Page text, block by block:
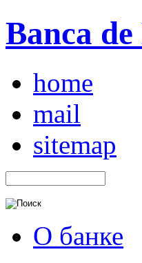
Banca
home
mail
sitemap
О банке